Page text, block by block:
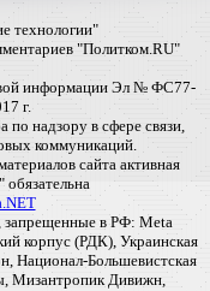
технологии"
"Политком.RU"
информации Эл № ФС77-
г.
надзору в сфере связи,
коммуникаций.
сайта активная
запрещенные в РФ: Meta
корпус (РДК), Украинская
Национал-Большевистская
Мизантропик Дивижн,